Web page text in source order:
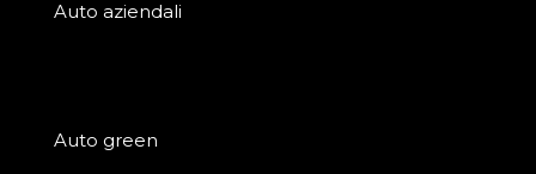
Auto aziendali
Auto green